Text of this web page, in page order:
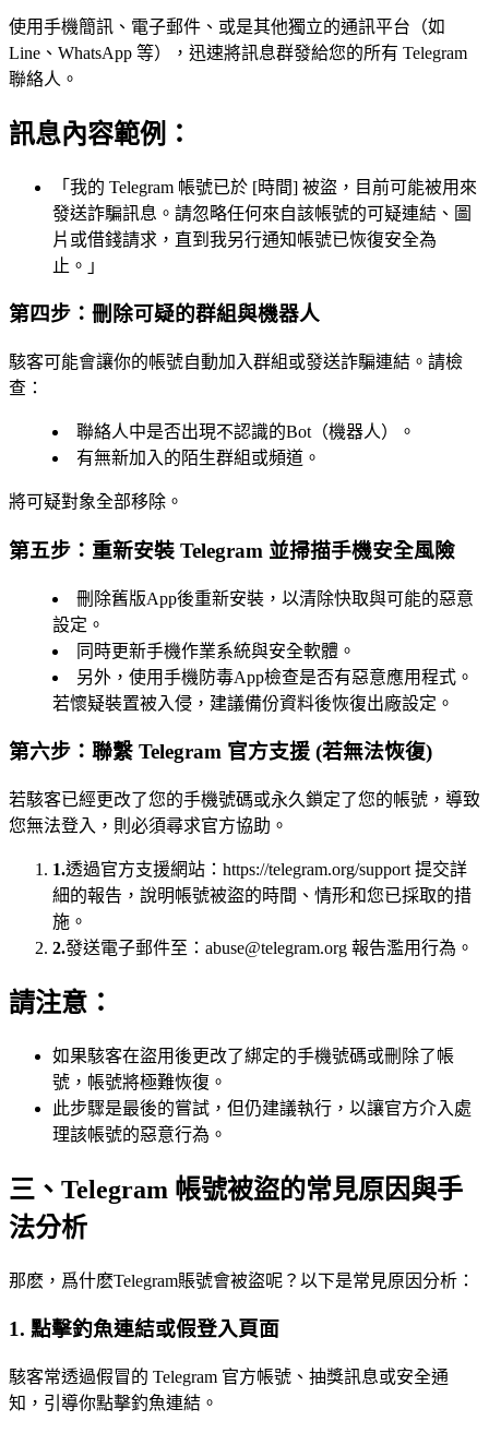
使用手機簡訊、電子郵件、或是其他獨立的通訊平台（如
Line、WhatsApp 等），迅速將訊息群發給您的所有 Telegram
聯絡人。
訊息內容範例：
「我的 Telegram 帳號已於 [時間] 被盜，目前可能被用來
發送詐騙訊息。請忽略任何來自該帳號的可疑連結、圖
片或借錢請求，直到我另行通知帳號已恢復安全為
止。」
第四步：刪除可疑的群組與機器人
駭客可能會讓你的帳號自動加入群組或發送詐騙連結。請檢
查：
聯絡人中是否出現不認識的Bot（機器人）。
有無新加入的陌生群組或頻道。
將可疑對象全部移除。
第五步：重新安裝 Telegram 並掃描手機安全風險
刪除舊版App後重新安裝，以清除快取與可能的惡意
設定。
同時更新手機作業系統與安全軟體。
另外，使用手機防毒App檢查是否有惡意應用程式。
若懷疑裝置被入侵，建議備份資料後恢復出廠設定。
第六步：聯繫 Telegram 官方支援 (若無法恢復)
若駭客已經更改了您的手機號碼或永久鎖定了您的帳號，導致
您無法登入，則必須尋求官方協助。
1.透過官方支援網站：https://telegram.org/support 提交詳
細的報告，說明帳號被盜的時間、情形和您已採取的措
施。
2.發送電子郵件至：abuse@telegram.org 報告濫用行為。
請注意：
如果駭客在盜用後更改了綁定的手機號碼或刪除了帳
號，帳號將極難恢復。
此步驟是最後的嘗試，但仍建議執行，以讓官方介入處
理該帳號的惡意行為。
三、Telegram 帳號被盜的常見原因與手
法分析
那麽，爲什麽Telegram賬號會被盜呢？以下是常見原因分析：
1. 點擊釣魚連結或假登入頁面
駭客常透過假冒的 Telegram 官方帳號、抽獎訊息或安全通
知，引導你點擊釣魚連結。